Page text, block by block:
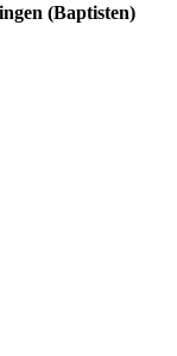
(Baptisten)